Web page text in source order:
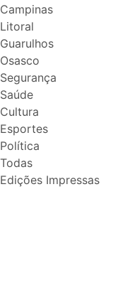
Campinas
Litoral
Guarulhos
Osasco
Segurança
Saúde
Cultura
Esportes
Política
Todas
Edições Impressas